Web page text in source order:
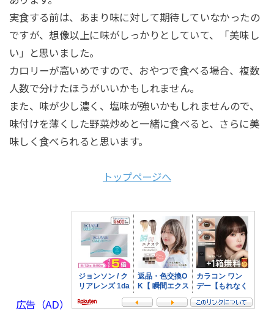
実食する前は、あまり味に対して期待していなかったの
ですが、想像以上に味がしっかりとしていて、「美味し
い」と思いました。
カロリーが高いめですので、おやつで食べる場合、複数
人数で分けたほうがいいかもしれません。
また、味が少し濃く、塩味が強いかもしれませんので、
味付けを薄くした野菜炒めと一緒に食べると、さらに美
味しく食べられると思います。
トップページへ
広告（AD）